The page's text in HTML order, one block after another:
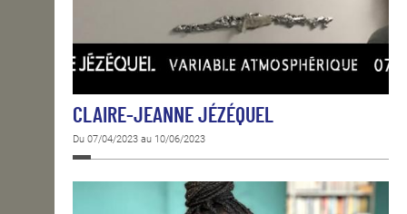
CLAIRE-JEANNE JÉZÉQUEL
Du 07/04/2023 au 10/06/2023